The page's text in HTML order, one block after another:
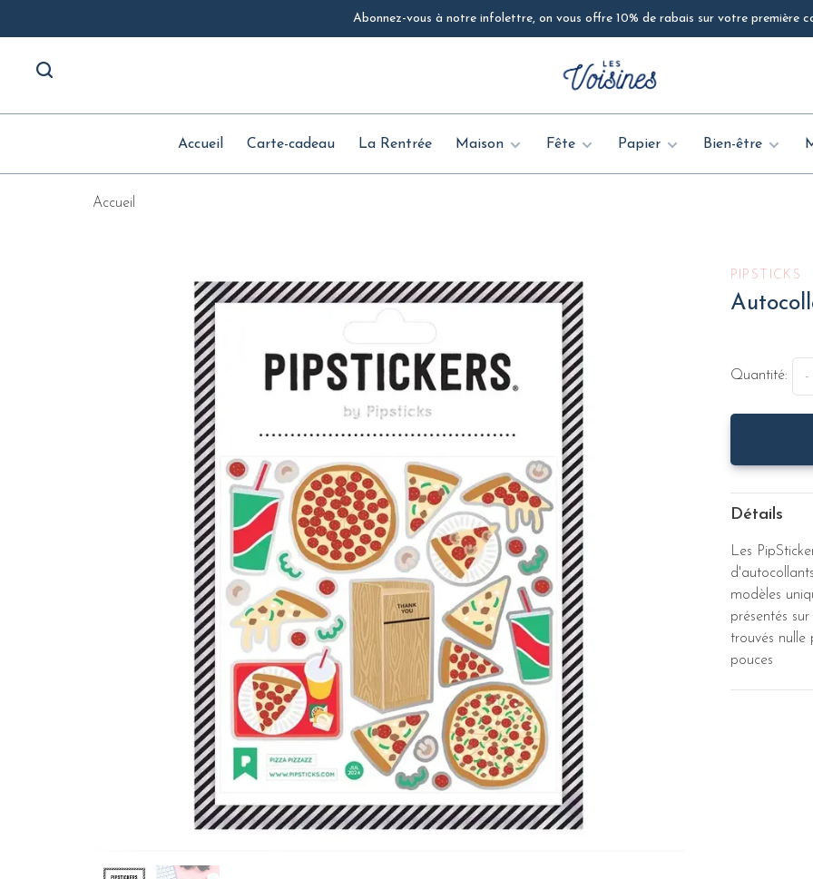
Abonnez-vous à notre infolettre, on vous offre 10% de rabais sur votre première
Accueil Carte-cadeau La Rentrée Maison Fête Papier Bien-être
Accueil
PIPSTICKS
Quantité: -
Détails
Les
modèles
présentés
trouvés nulle
pouces